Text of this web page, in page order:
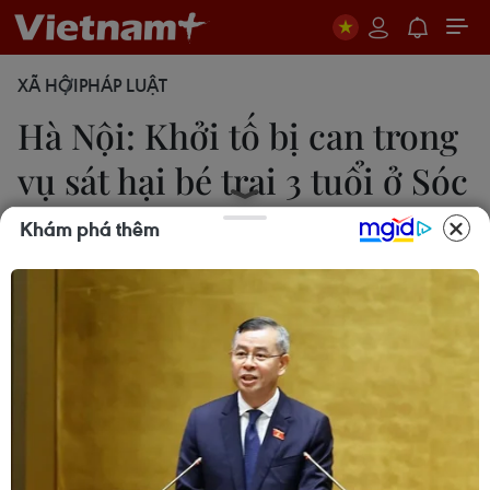
XÃ HỘIPHÁP LUẬT
Hà Nội: Khởi tố bị can trong
vụ sát hại bé trai 3 tuổi ở Sóc
Sơn
Ngày 15/2, Công an thành phố Hà Nội cho biết đã
khởi tố vụ án, khởi tố bị can để điều tra nghi phạm
sát hại bé trai 3 tuổi ở huyện Sóc Sơn.
Liên quan đến vụ việc bé trai 3 tuổi ở xã Xuân
Khám phá thêm